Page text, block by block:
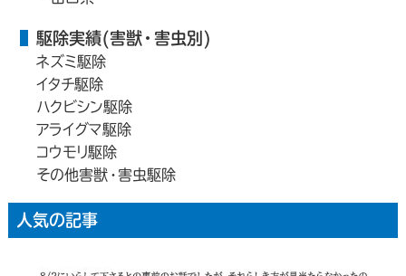
駆除実績(害獣・害虫別)
ネズミ駆除
イタチ駆除
ハクビシン駆除
アライグマ駆除
コウモリ駆除
その他害獣・害虫駆除
人気の記事